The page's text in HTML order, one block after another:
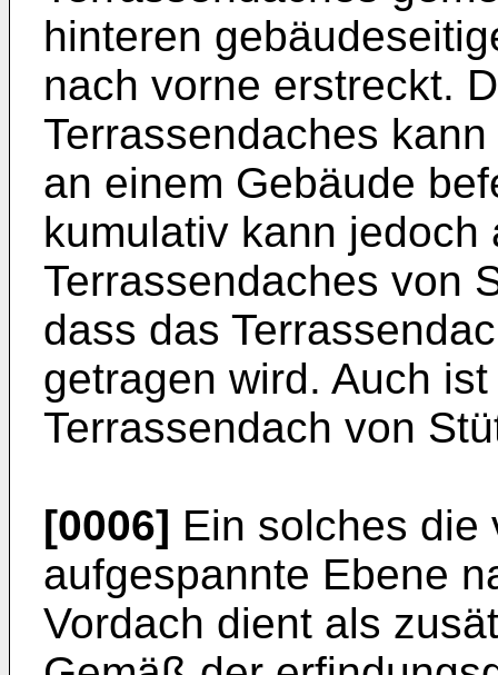
hinteren
nach vorne erstreckt.
Terrassendaches
an einem Gebäude
kumulativ kann jedoch
Terrassendaches von
dass das
getragen wird. Auch
Terrassendach von
[0006] Ein solches die
aufgespannte Ebene
Vordach dient als